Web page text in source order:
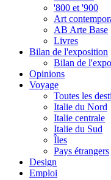
'800 et '900
Art
AB Arte Base
Livres
Bilan de l'exposition
Bilan de
Opinions
Voyage
Toutes les
Italie du Nord
Italie centrale
Italie du Sud
Îles
Pays étrangers
Design
Emploi